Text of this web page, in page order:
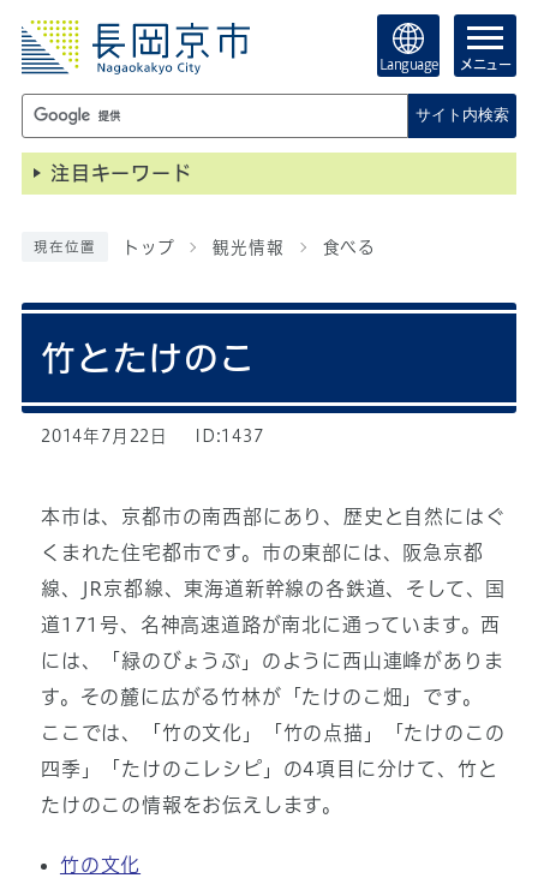
Language メニュー
サイト内検索
注目キーワード
現在位置 トップ 観光情報 食べる
竹とたけのこ
2014年7月22日 ID:1437
本市は、京都市の南西部にあり、歴史と自然にはぐ
くまれた住宅都市です。市の東部には、阪急京都
線、JR京都線、東海道新幹線の各鉄道、そして、国
道171号、名神高速道路が南北に通っています。西
には、「緑のびょうぶ」のように西山連峰がありま
す。その麓に広がる竹林が「たけのこ畑」です。
ここでは、「竹の文化」「竹の点描」「たけのこの
四季」「たけのこレシピ」の4項目に分けて、竹と
たけのこの情報をお伝えします。
竹の文化